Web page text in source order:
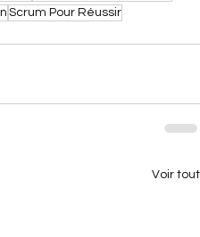
Scrum Pour Réussir
Voir tout